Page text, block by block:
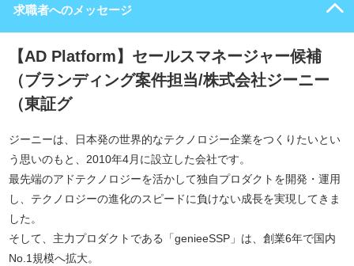
求職者へのメッセージ
【AD Platform】セールスマネージャー候補
（ブランディング案件担当/株式会社ジーニー
（東証グ
ジーニーは、日本発の世界的なテクノロジー企業をつくりたいとい
う思いのもと、2010年4月に設立した会社です。
最先端のアドテクノロジーを活かして独自プロダクトを開発・運用
し、テクノロジーの進化のスピードに負けない成長を実現してきま
した。
そして、主力プロダクトである「genieeSSP」は、創業6年で国内
No.1規模へ拡大。